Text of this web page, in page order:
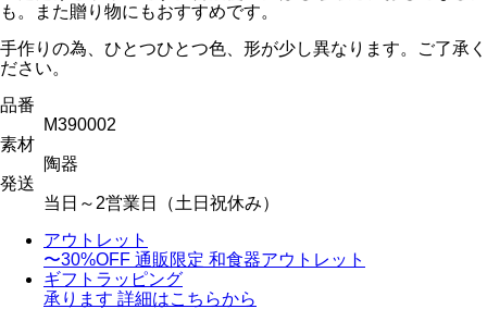
も。また贈り物にもおすすめです。
手作りの為、ひとつひとつ色、形が少し異なります。ご了承く
ださい。
品番
M390002
素材
陶器
発送
当日～2営業日（土日祝休み）
アウトレット
〜30%OFF 通販限定 和食器アウトレット
ギフトラッピング
承ります 詳細はこちらから